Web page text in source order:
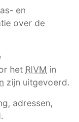
en
over de
het RIVM in
zijn uitgevoerd.
adressen,